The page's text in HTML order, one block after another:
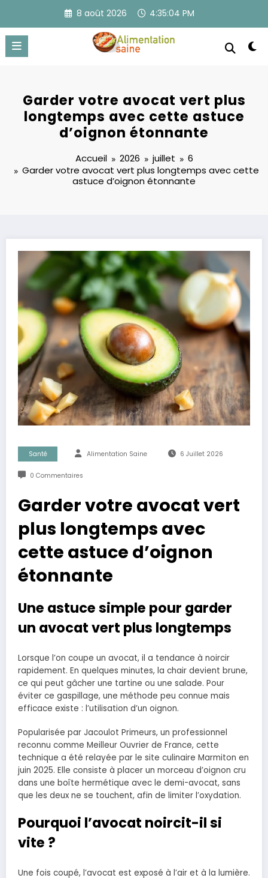
contenu
8 août 2026 4:35:05 PM
Garder votre avocat vert plus
longtemps avec cette astuce
d’oignon étonnante
Accueil 2026 juillet
6
Garder votre avocat vert plus longtemps avec cette
astuce d’oignon étonnante
Santé Alimentation Saine 6 Juillet 2026
0 Commentaires
Garder votre avocat vert
plus longtemps avec
cette astuce d’oignon
étonnante
Une astuce simple pour garder
un avocat vert plus longtemps
Lorsque l’on coupe un avocat, il a tendance à noircir
rapidement. En quelques minutes, la chair devient brune,
ce qui peut gâcher une tartine ou une salade. Pour
éviter ce gaspillage, une méthode peu connue mais
efficace existe : l’utilisation d’un oignon.
Popularisée par Jacoulot Primeurs, un professionnel
reconnu comme Meilleur Ouvrier de France, cette
technique a été relayée par le site culinaire Marmiton en
juin 2025. Elle consiste à placer un morceau d’oignon cru
dans une boîte hermétique avec le demi-avocat, sans
que les deux ne se touchent, afin de limiter l’oxydation.
Pourquoi l’avocat noircit-il si
vite ?
Une fois coupé, l’avocat est exposé à l’air et à la lumière.